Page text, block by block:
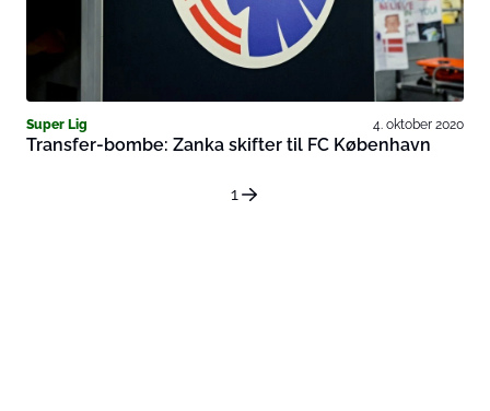
Super Lig 4. oktober 2020
Transfer-bombe: Zanka skifter til FC København
1